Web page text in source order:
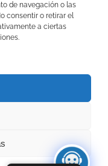
de navegación o las
consentir o retirar el
a ciertas
WordPress y